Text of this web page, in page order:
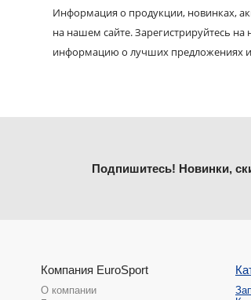
Информация о продукции, новинках,
на нашем сайте. Зарегистрируйтесь
информацию о лучших предложениях
Подпишитесь! Новинки,
Компания EuroSport
О компании